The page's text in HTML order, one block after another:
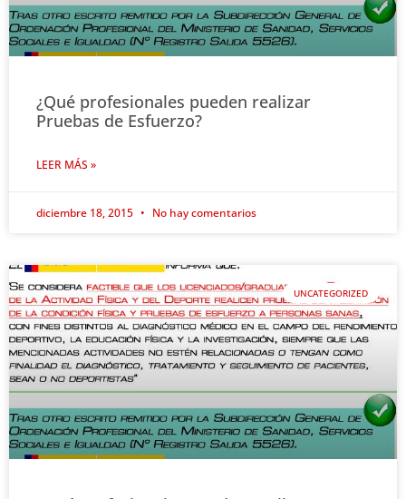
¿Qué profesionales pueden realizar
Pruebas de Esfuerzo?
LEER MÁS »
diciembre 18, 2015 No hay comentarios
UNCATEGORIZED